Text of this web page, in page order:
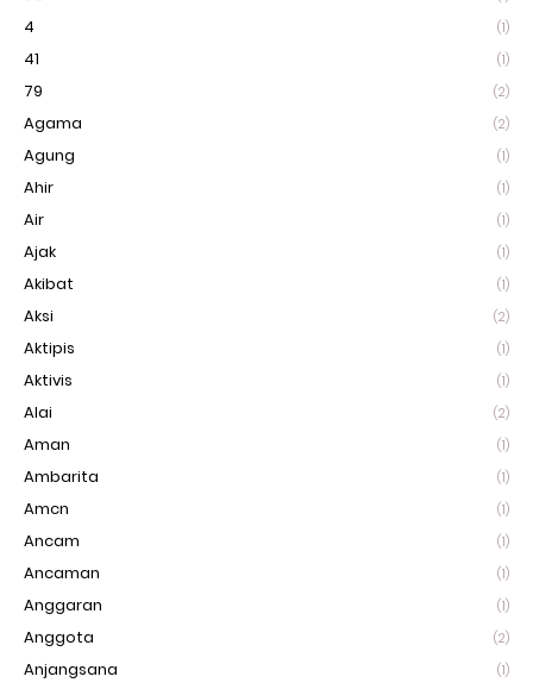
4 (1)
41 (1)
79 (2)
Agama (2)
Agung (1)
Ahir (1)
Air (1)
Ajak (1)
Akibat (1)
Aksi (2)
Aktipis (1)
Aktivis (1)
Alai (2)
Aman (1)
Ambarita (1)
Amcn (1)
Ancam (1)
Ancaman (1)
Anggaran (1)
Anggota (2)
Anjangsana (1)